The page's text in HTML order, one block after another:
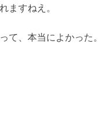
ますねえ。
て、本当によかった。